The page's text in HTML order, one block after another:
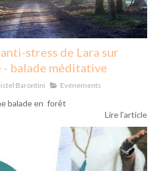
stress de Lara sur
- balade méditative
Barontini Evénements
balade en forêt
Lire l'article